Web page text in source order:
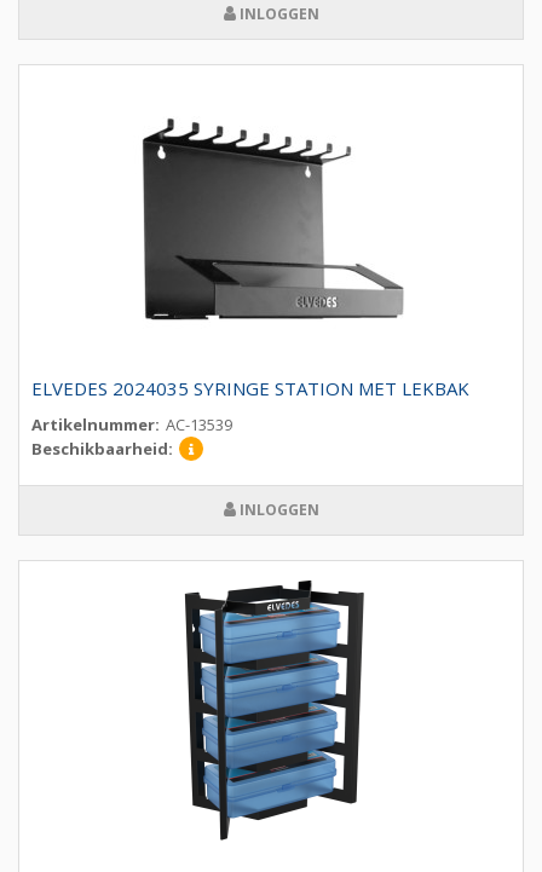
INLOGGEN
ELVEDES 2024035 SYRINGE STATION MET LEKBAK
Artikelnummer: AC-13539
Beschikbaarheid:
INLOGGEN